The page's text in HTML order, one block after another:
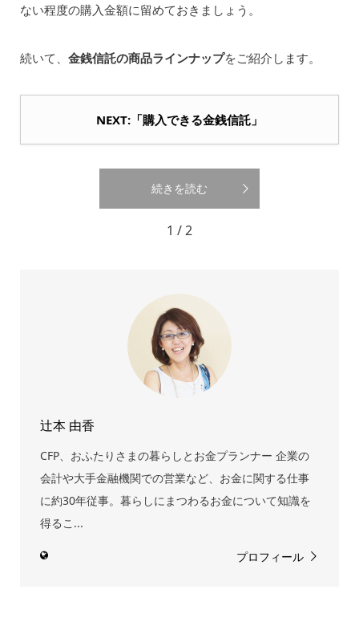
ない程度の購入金額に留めておきましょう。
続いて、 金銭信託の商品ラインナップをご紹介します。
NEXT:「購入できる金銭信託」
続きを読む
1 / 2
辻本 由香
CFP、おふたりさまの暮らしとお金プランナー 企業の
会計や大手金融機関での営業など、お金に関する仕事
に約30年従事。暮らしにまつわるお金について知識を
得るこ...
プロフィール